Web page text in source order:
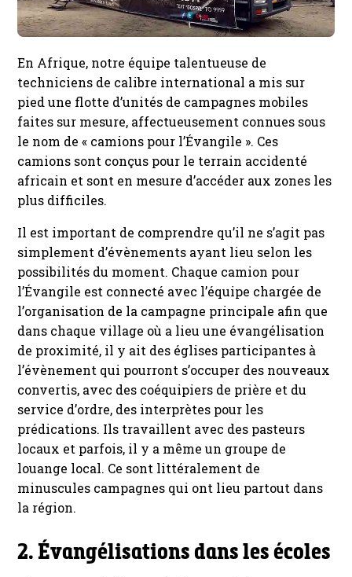
En Afrique, notre équipe talentueuse de
techniciens de calibre international a mis sur
pied une flotte d’unités de campagnes mobiles
faites sur mesure, affectueusement connues sous
le nom de « camions pour l’Évangile ». Ces
camions sont conçus pour le terrain accidenté
africain et sont en mesure d’accéder aux zones les
plus difficiles.
Il est important de comprendre qu’il ne s’agit pas
simplement d’évènements ayant lieu selon les
possibilités du moment. Chaque camion pour
l’Évangile est connecté avec l’équipe chargée de
l’organisation de la campagne principale afin que
dans chaque village où a lieu une évangélisation
de proximité, il y ait des églises participantes à
l’évènement qui pourront s’occuper des nouveaux
convertis, avec des coéquipiers de prière et du
service d’ordre, des interprètes pour les
prédications. Ils travaillent avec des pasteurs
locaux et parfois, il y a même un groupe de
louange local. Ce sont littéralement de
minuscules campagnes qui ont lieu partout dans
la région.
2. Évangélisations dans les écoles